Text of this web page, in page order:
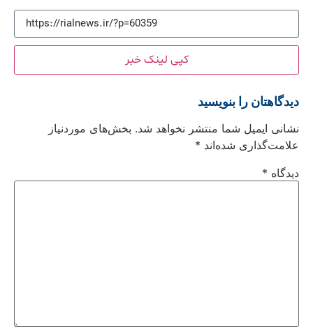
کپی لینک خبر
دیدگاهتان را بنویسید
نشانی ایمیل شما منتشر نخواهد شد. بخش‌های موردنیاز
علامت‌گذاری شده‌اند *
دیدگاه *